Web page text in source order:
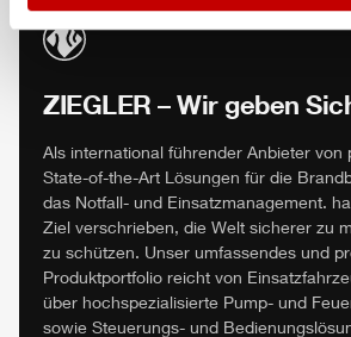
ZIEGLER – Wir geben
Als international führender Anbieter von
State-of-the-Art Lösungen für die
das Notfall- und Einsatzmanagement.
Ziel verschrieben, die Welt sicherer zu
zu schützen. Unser umfassendes und
Produktportfolio reicht von
über hochspezialisierte Pump- und
sowie Steuerungs- und